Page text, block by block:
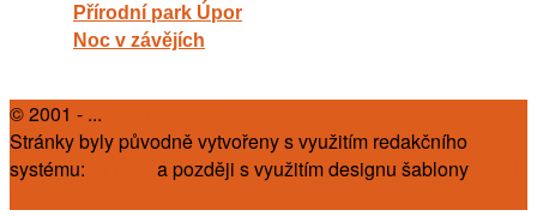
Přírodní park Úpor
Noc v závějích
© 2001 - ...
Stránky byly původně vytvořeny s využitím redakčního
systému:
a později s využitím designu šablony